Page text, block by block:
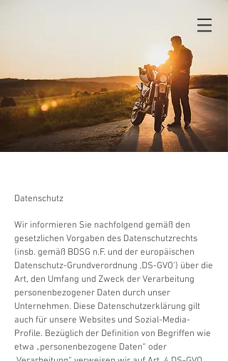
Datenschutz
Wir informieren Sie nachfolgend gemäß den
gesetzlichen Vorgaben des Datenschutzrechts
(insb. gemäß BDSG n.F. und der europäischen
Datenschutz-Grundverordnung ‚DS-GVO‘) über die
Art, den Umfang und Zweck der Verarbeitung
personenbezogener Daten durch unser
Unternehmen. Diese Datenschutzerklärung gilt
auch für unsere Websites und Sozial-Media-
Profile. Bezüglich der Definition von Begriffen wie
etwa „personenbezogene Daten“ oder